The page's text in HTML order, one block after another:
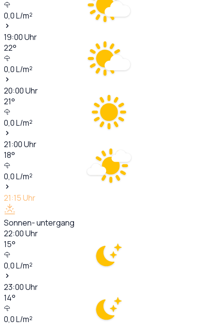
0,0L/m²
19:00Uhr
22°
0,0L/m²
20:00Uhr
21°
0,0L/m²
21:00Uhr
18°
0,0L/m²
21:15Uhr
Sonnen- untergang
22:00Uhr
15°
0,0L/m²
23:00Uhr
14°
0,0L/m²